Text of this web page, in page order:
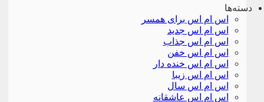
دسته‌ها
اس ام اس برای همسر
اس ام اس جدید
اس ام اس جذاب
اس ام اس خفن
اس ام اس خنده دار
اس ام اس زیبا
اس ام اس سال
اس ام اس عاشقانه